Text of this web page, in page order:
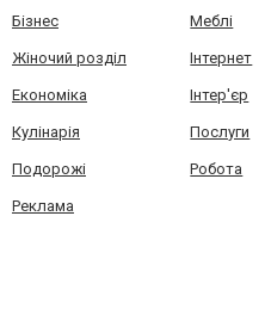
Бізнес Меблі
Жіночий розділ Інтернет
Економіка Інтер'єр
Кулінарія Послуги
Подорожі Робота
Реклама